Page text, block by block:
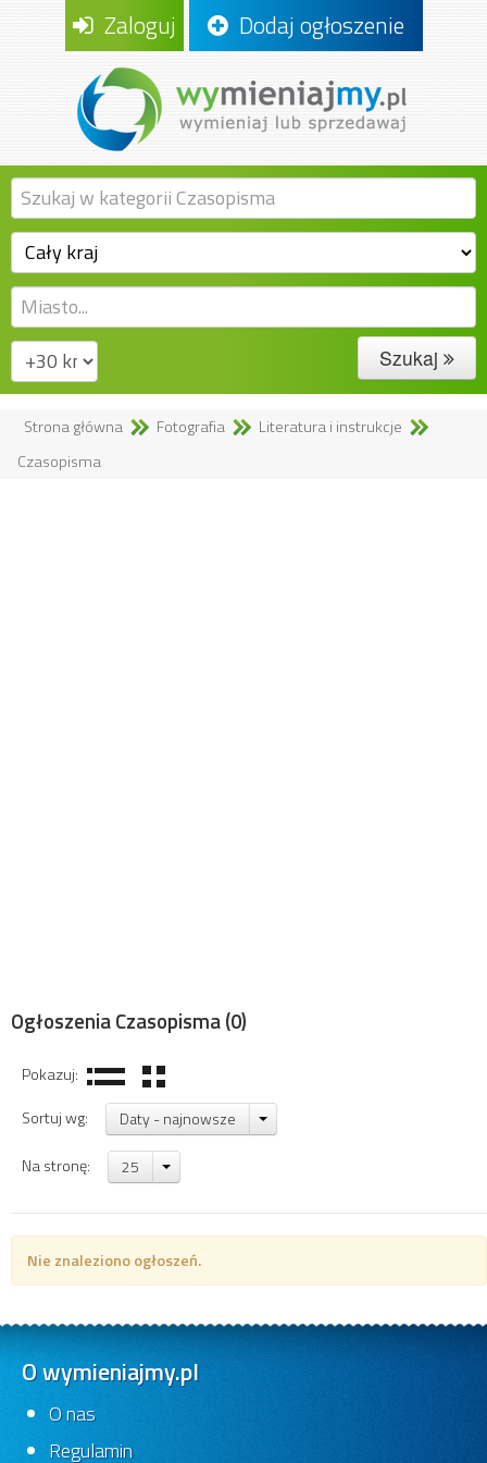
Zaloguj Dodaj ogłoszenie
Szukaj
Strona główna Fotografia
Literatura i instrukcje
Czasopisma
Ogłoszenia Czasopisma(0)
Pokazuj:
Sortuj wg:
Daty - najnowsze
Na stronę: 25
Nie znaleziono ogłoszeń.
O wymieniajmy.pl
O nas
Regulamin